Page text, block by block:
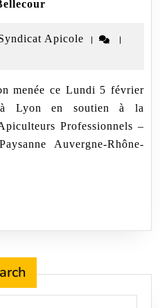
Place
Apicole
Syndicat
| |
à Lyon en soutien à la
Professionnels –
Auvergne-Rhône-